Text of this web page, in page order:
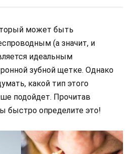
может быть
(а значит, и
идеальным
зубной щетке. Однако
какой тип этого
подойдет. Прочитав
быстро определите это!